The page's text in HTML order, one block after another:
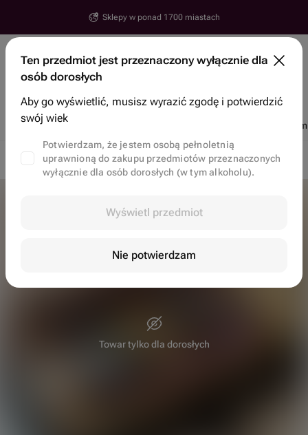
Sklepy w ponad 1700 miastach
Ulica, numer, miasto
Rabaty Popularne Kosze i zestawy
Dostawa kwiatowa w Erywań Kwiaty w Erywań
Towar tylko dla dorosłych
Ten przedmiot jest przeznaczony wyłącznie dla
osób dorosłych
Aby go wyświetlić, musisz wyrazić zgodę i potwierdzić
swój wiek
Potwierdzam, że jestem osobą pełnoletnią
uprawnioną do zakupu przedmiotów przeznaczonych
wyłącznie dla osób dorosłych (w tym alkoholu).
Nie potwierdzam
Wyświetl przedmiot